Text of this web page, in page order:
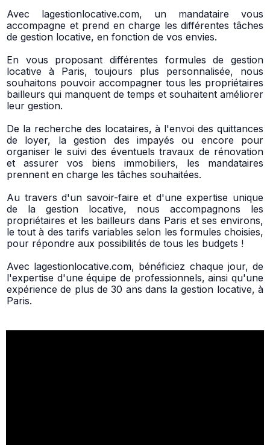
Avec lagestionlocative.com, un mandataire vous
accompagne et prend en charge les différentes tâches
de gestion locative, en fonction de vos envies.
En vous proposant différentes formules de gestion
locative à Paris, toujours plus personnalisée, nous
souhaitons pouvoir accompagner tous les propriétaires
bailleurs qui manquent de temps et souhaitent améliorer
leur gestion.
De la recherche des locataires, à l'envoi des quittances
de loyer, la gestion des impayés ou encore pour
organiser le suivi des éventuels travaux de rénovation
et assurer vos biens immobiliers, les mandataires
prennent en charge les tâches souhaitées.
Au travers d'un savoir-faire et d'une expertise unique
de la gestion locative, nous accompagnons les
propriétaires et les bailleurs dans Paris et ses environs,
le tout à des tarifs variables selon les formules choisies,
pour répondre aux possibilités de tous les budgets !
Avec lagestionlocative.com, bénéficiez chaque jour, de
l'expertise d'une équipe de professionnels, ainsi qu'une
expérience de plus de 30 ans dans la gestion locative, à
Paris.